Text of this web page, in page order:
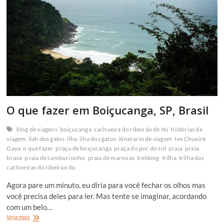
O que fazer em Boiçucanga, SP, Brasil
blog de viagens boiçucanga cachoeira do ribeirão de Itu histórias de
viagem ilah dos gatos ilha ilha dos gatos itinerario de viagem Ive Chueire
Gaya o que fazer praça de boiçucanga praça do por do sol praia praia
brava praia de camburisinho praia de maresias trekking trilha trilha das
cachoeiras do ribeirao itu
Agora pare um minuto, eu diria para você fechar os olhos mas
você precisa deles para ler. Mas tente se imaginar, acordando
com um belo…
Veja maisO